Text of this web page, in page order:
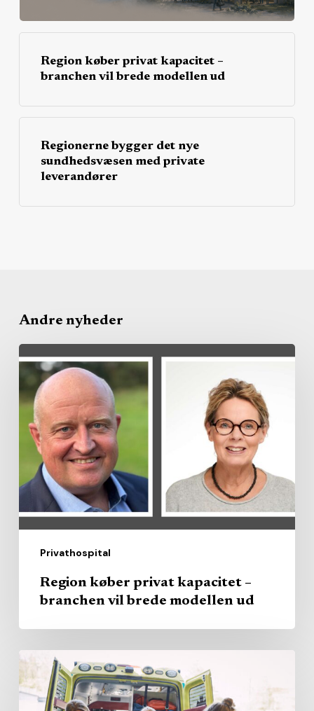
Region køber privat kapacitet –
branchen vil brede modellen ud
Regionerne bygger det nye
sundhedsvæsen med private
leverandører
Andre nyheder
Privathospital
Region
køber
privat
kapacitet
branchen
brede
modellen
Region køber privat kapacitet –
branchen vil brede modellen ud
AI
skal
hjælpe